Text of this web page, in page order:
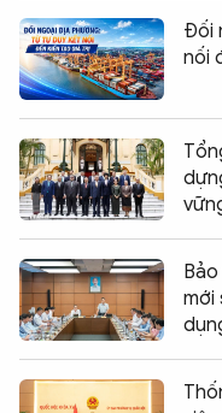
Chia sẻ:
Đối
nối
mới